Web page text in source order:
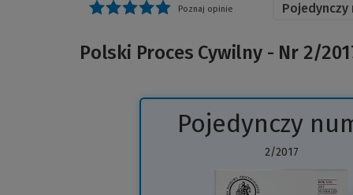
Poznaj opinie Pojedynczy
Polski Proces Cywilny - Nr 2/
Pojedynczy
2/2017